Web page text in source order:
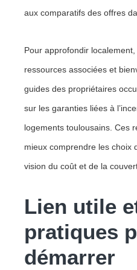
aux comparatifs des offres
Pour approfondir localement,
ressources associées et
guides des propriétaires
sur les garanties liées à
logements toulousains. Ces
mieux comprendre les choix
vision du coût et de la
Lien utile
pratiques
démarrer